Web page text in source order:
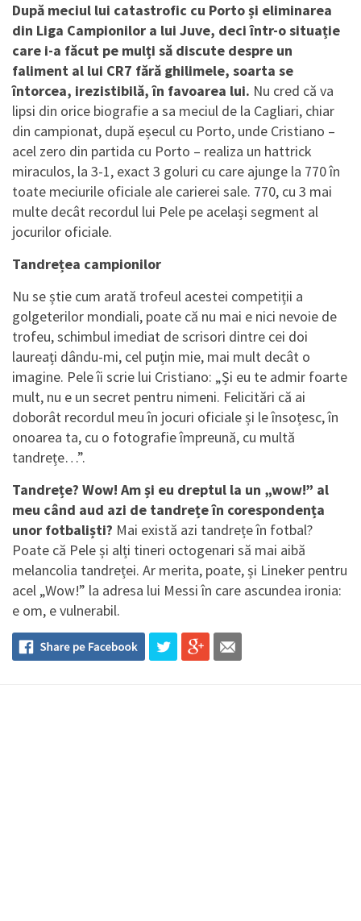
După meciul lui catastrofic cu Porto și eliminarea
din Liga Campionilor a lui Juve, deci într-o situație
care i-a făcut pe mulți să discute despre un
faliment al lui CR7 fără ghilimele, soarta se
întorcea, irezistibilă, în favoarea lui. Nu cred că va
lipsi din orice biografie a sa meciul de la Cagliari, chiar
din campionat, după eșecul cu Porto, unde Cristiano –
acel zero din partida cu Porto – realiza un hattrick
miraculos, la 3-1, exact 3 goluri cu care ajunge la 770 în
toate meciurile oficiale ale carierei sale. 770, cu 3 mai
multe decât recordul lui Pele pe același segment al
jocurilor oficiale.
Tandrețea campionilor
Nu se știe cum arată trofeul acestei competiții a
golgeterilor mondiali, poate că nu mai e nici nevoie de
trofeu, schimbul imediat de scrisori dintre cei doi
laureați dându-mi, cel puțin mie, mai mult decât o
imagine. Pele îi scrie lui Cristiano: „Și eu te admir foarte
mult, nu e un secret pentru nimeni. Felicitări că ai
doborât recordul meu în jocuri oficiale și le însoțesc, în
onoarea ta, cu o fotografie împreună, cu multă
tandrețe…”.
Tandrețe? Wow! Am și eu dreptul la un „wow!” al
meu când aud azi de tandrețe în corespondența
unor fotbaliști? Mai există azi tandrețe în fotbal?
Poate că Pele și alți tineri octogenari să mai aibă
melancolia tandreței. Ar merita, poate, și Lineker pentru
acel „Wow!” la adresa lui Messi în care ascundea ironia:
e om, e vulnerabil.